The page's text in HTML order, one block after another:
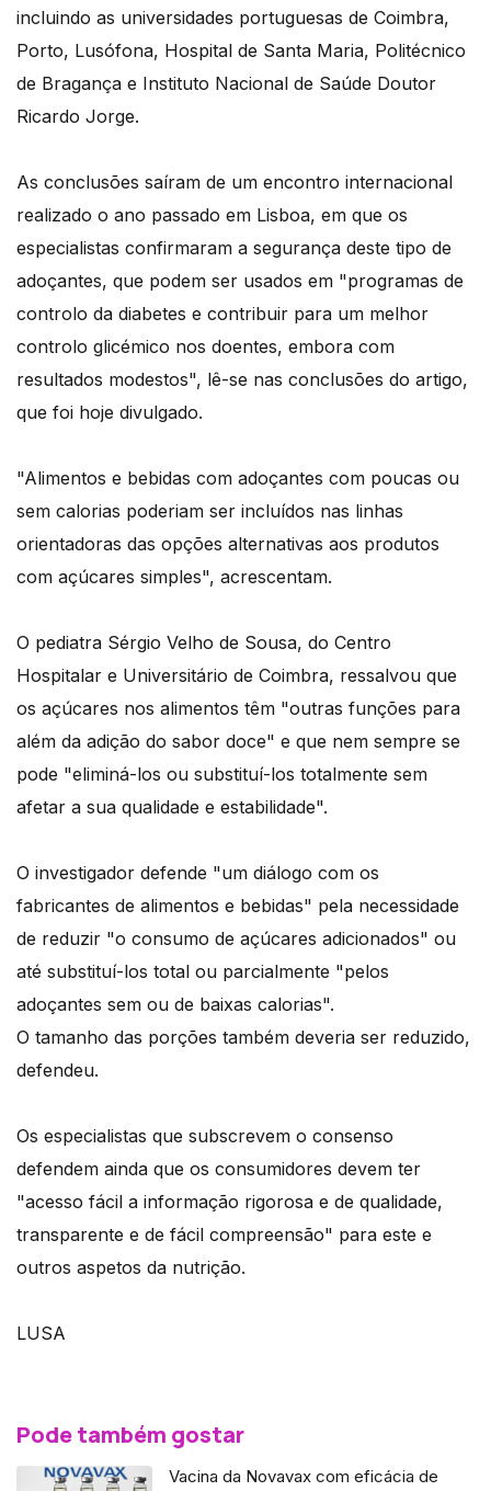
incluindo as universidades portuguesas de Coimbra,
Porto, Lusófona, Hospital de Santa Maria, Politécnico
de Bragança e Instituto Nacional de Saúde Doutor
Ricardo Jorge.
As conclusões saíram de um encontro internacional
realizado o ano passado em Lisboa, em que os
especialistas confirmaram a segurança deste tipo de
adoçantes, que podem ser usados em "programas de
controlo da diabetes e contribuir para um melhor
controlo glicémico nos doentes, embora com
resultados modestos", lê-se nas conclusões do artigo,
que foi hoje divulgado.
"Alimentos e bebidas com adoçantes com poucas ou
sem calorias poderiam ser incluídos nas linhas
orientadoras das opções alternativas aos produtos
com açúcares simples", acrescentam.
O pediatra Sérgio Velho de Sousa, do Centro
Hospitalar e Universitário de Coimbra, ressalvou que
os açúcares nos alimentos têm "outras funções para
além da adição do sabor doce" e que nem sempre se
pode "eliminá-los ou substituí-los totalmente sem
afetar a sua qualidade e estabilidade".
O investigador defende "um diálogo com os
fabricantes de alimentos e bebidas" pela necessidade
de reduzir "o consumo de açúcares adicionados" ou
até substituí-los total ou parcialmente "pelos
adoçantes sem ou de baixas calorias".
O tamanho das porções também deveria ser reduzido,
defendeu.
Os especialistas que subscrevem o consenso
defendem ainda que os consumidores devem ter
"acesso fácil a informação rigorosa e de qualidade,
transparente e de fácil compreensão" para este e
outros aspetos da nutrição.
LUSA
Pode também gostar
Vacina da Novavax com eficácia de